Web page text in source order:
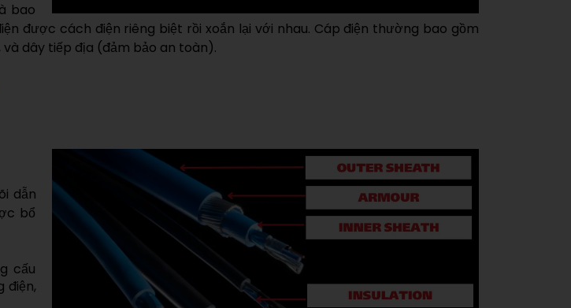
bao
được cách điện riêng biệt rồi xoắn lại với nhau. Cáp điện thường bao gồm
dây tiếp địa (đảm bảo an toàn).
dẫn
bổ
cấu
điện,